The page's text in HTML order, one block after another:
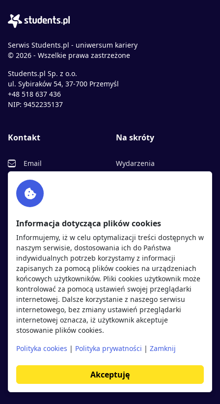
Serwis Students.pl - uniwersum kariery
© 2026 - Wszelkie prawa zastrzeżone
Students.pl Sp. z o.o.
ul. Sybiraków 54, 37-700 Przemyśl
+48 518 637 436
NIP: 9452235137
Kontakt
Email
Facebook
Twitter
Na skróty
Wydarzenia
Polityka cookies
Polityka prywatności
Kandydaci
Regulamin kandydata
Oferty pracy
Pracodawcy
Opinie o pracodawcach
Blog
Pracodawcy
Regulamin pracodawcy
Dodaj ogłoszenie
Informacja dotycząca plików cookies
Informujemy, iż w celu optymalizacji treści dostępnych w
naszym serwisie, dostosowania ich do Państwa
indywidualnych potrzeb korzystamy z informacji
zapisanych za pomocą plików cookies na urządzeniach
końcowych użytkowników. Pliki cookies użytkownik może
kontrolować za pomocą ustawień swojej przeglądarki
internetowej. Dalsze korzystanie z naszego serwisu
internetowego, bez zmiany ustawień przeglądarki
internetowej oznacza, iż użytkownik akceptuje
stosowanie plików cookies.
Polityka cookies | Polityka prywatności | Zamknij
Akceptuję